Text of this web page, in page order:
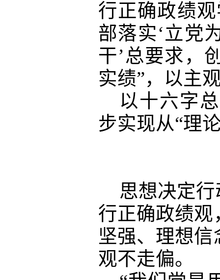
行正确政绩
部落实‘立党
干’总要求，
实绩”，以主
以十六字
步实现从“理
思想决定
行正确政绩
坚强、理想
观不走偏。